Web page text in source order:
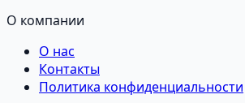
О компании
О нас
Контакты
Политика конфиденциальности